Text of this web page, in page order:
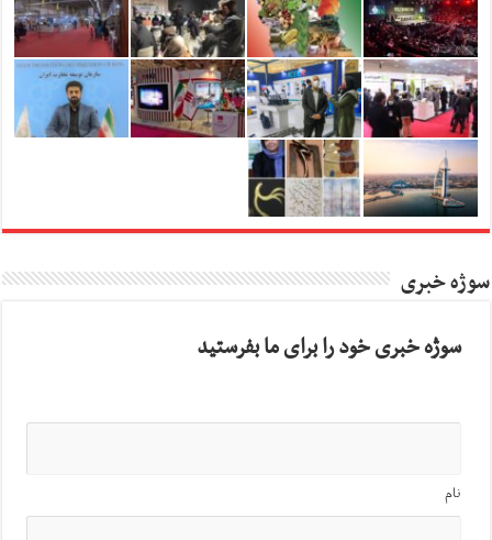
سوژه خبری
سوژه خبری خود را برای ما بفرستید
نام